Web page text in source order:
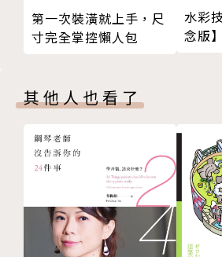
畫Q 萌萌小生物
不倒翁鳥兒
畫家鴨
乖巧貓頭鷹
團團狗
大耳短腿柯基
胖胖兔
M 耳兔
第一次裝潢就上手，尺
寸完全掌控懶人包
水彩
念版】
其他人也看了